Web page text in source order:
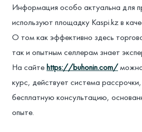
Информация особо актуальна для
используют площадку Kaspi.kz в
О том как эффективно здесь
так и опытным селлерам знает
На сайтеhttps://buhonin.com/
курс, действует система
бесплатную консультацию,
опыте.